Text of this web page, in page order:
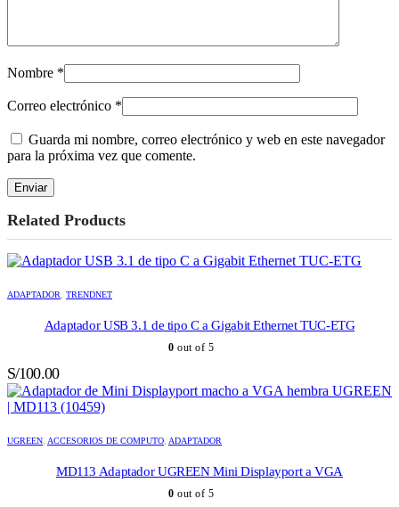
Nombre *
Correo electrónico *
Guarda mi nombre, correo electrónico y web en este navegador
para la próxima vez que comente.
Related Products
ADAPTADOR TRENDNET
Adaptador USB 3.1 de tipo C a Gigabit Ethernet TUC-ETG
0 out of 5
S/100.00
UGREEN ACCESORIOS DE COMPUTO ADAPTADOR
MD113 Adaptador UGREEN Mini Displayport a VGA
0 out of 5